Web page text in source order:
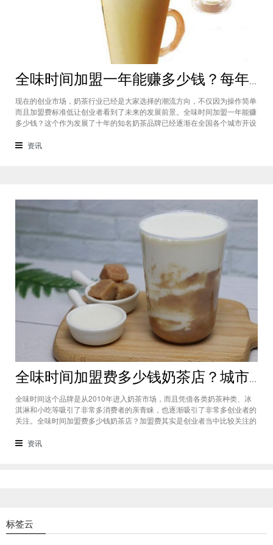
全味时间加盟一年能赚多少钱？每年利润20万庞大盈利机会等着你
现在的创业市场，奶茶行业已经是大家选择的潮流方向，不仅因为操作简单
而且加盟费标准低让创业者看到了未来的发展前景。全味时间加盟一年能赚
多少钱？这个作为发展了十年的知名奶茶品牌已经逐渐在全国各个城市开设
盟基本上每年的纯利润可以达到20万。全味时间加盟一年能赚多少钱？这个
资讯
全味时间加盟费多少钱奶茶店？城市标准不同费用也会有所不同
全味时间这个品牌是从2010年进入奶茶市场，而且凭借各类奶茶种类、冰
淇淋和小吃等吸引了非常多消费者的亲青睐，也逐渐吸引了非常多创业者的
关注。全味时间加盟费多少钱奶茶店？加盟费其实是创业者当中比较关注的
和县级城市的标准都会有所不同。全味时间加盟费多少钱奶茶店？这个问题
资讯
标签云